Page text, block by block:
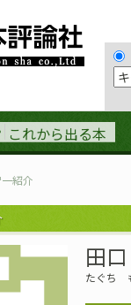
これから出る本
紹介
田
たぐち